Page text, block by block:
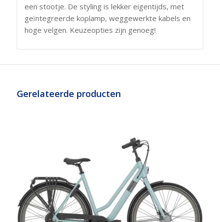
een stootje. De styling is lekker eigentijds, met
geïntegreerde koplamp, weggewerkte kabels en
hoge velgen. Keuzeopties zijn genoeg!
Gerelateerde producten